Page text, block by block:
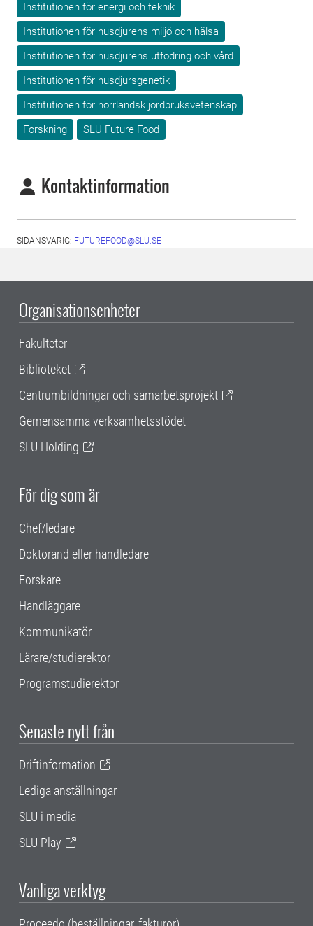
Institutionen för energi och teknik
Institutionen för husdjurens miljö och hälsa
Institutionen för husdjurens utfodring och vård
Institutionen för husdjursgenetik
Institutionen för norrländsk jordbruksvetenskap
Forskning
SLU Future Food
Kontaktinformation
SIDANSVARIG: FUTUREFOOD@SLU.SE
Organisationsenheter
Fakulteter
Biblioteket
Centrumbildningar och samarbetsprojekt
Gemensamma verksamhetsstödet
SLU Holding
För dig som är
Chef/ledare
Doktorand eller handledare
Forskare
Handläggare
Kommunikatör
Lärare/studierektor
Programstudierektor
Senaste nytt från
Driftinformation
Lediga anställningar
SLU i media
SLU Play
Vanliga verktyg